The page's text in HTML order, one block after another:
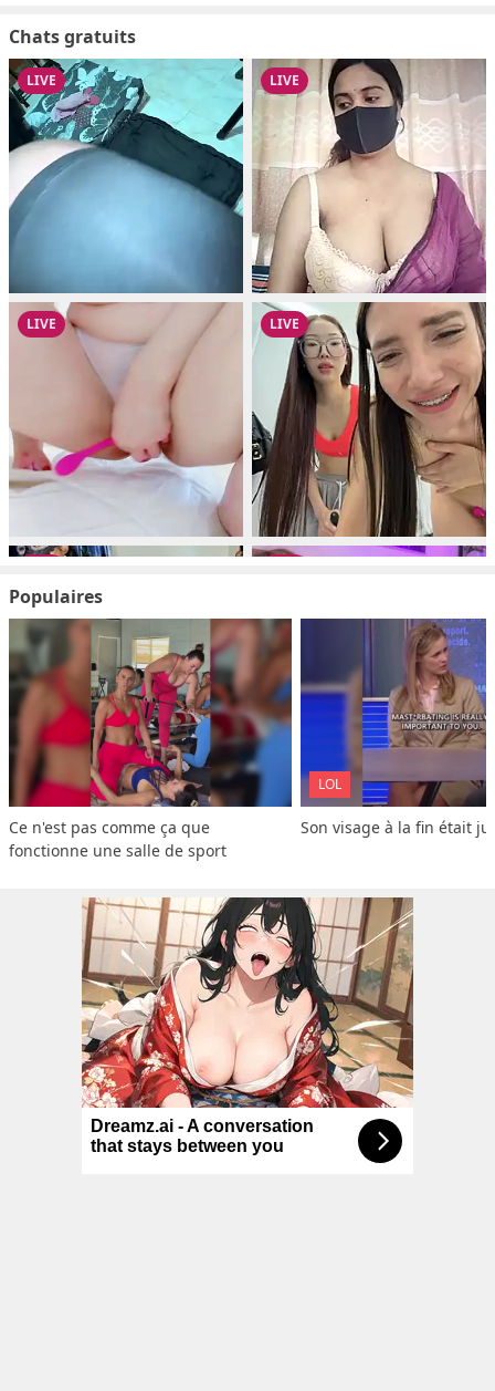
Chats gratuits
Populaires
Ce n'est pas comme ça que
fonctionne une salle de sport
LOL
Son visage à la fin était